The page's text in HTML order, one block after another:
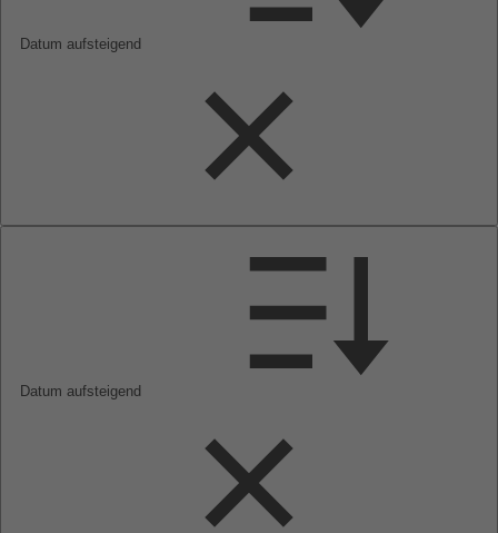
Datum aufsteigend
Datum aufsteigend